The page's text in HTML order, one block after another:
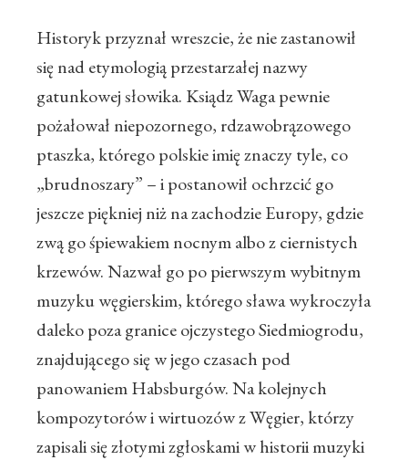
Historyk przyznał wreszcie, że nie zastanowił
się nad etymologią przestarzałej nazwy
gatunkowej słowika. Ksiądz Waga pewnie
pożałował niepozornego, rdzawobrązowego
ptaszka, którego polskie imię znaczy tyle, co
„brudnoszary” – i postanowił ochrzcić go
jeszcze piękniej niż na zachodzie Europy, gdzie
zwą go śpiewakiem nocnym albo z ciernistych
krzewów. Nazwał go po pierwszym wybitnym
muzyku węgierskim, którego sława wykroczyła
daleko poza granice ojczystego Siedmiogrodu,
znajdującego się w jego czasach pod
panowaniem Habsburgów. Na kolejnych
kompozytorów i wirtuozów z Węgier, którzy
zapisali się złotymi zgłoskami w historii muzyki